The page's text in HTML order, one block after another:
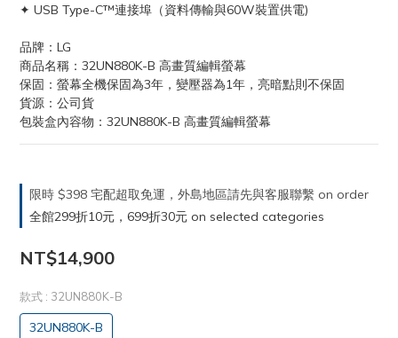
✦ USB Type-C™連接埠（資料傳輸與60W裝置供電)
品牌：LG
商品名稱：32UN880K-B 高畫質編輯螢幕
保固：螢幕全機保固為3年，變壓器為1年，亮暗點則不保固
貨源：公司貨
包裝盒內容物：32UN880K-B 高畫質編輯螢幕
限時 $398 宅配超取免運，外島地區請先與客服聯繫 on order
全館299折10元，699折30元 on selected categories
NT$14,900
款式 : 32UN880K-B
32UN880K-B